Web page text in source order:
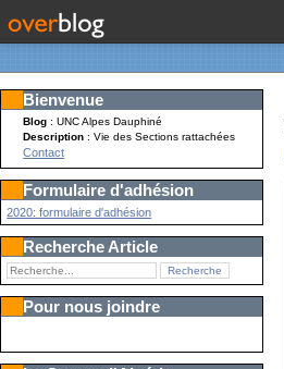
Bienvenue
Blog : UNC Alpes Dauphiné
Description: Vie des Sections rattachées
Contact
Formulaire d'adhésion
2020: formulaire d'adhésion
Recherche Article
Pour nous joindre